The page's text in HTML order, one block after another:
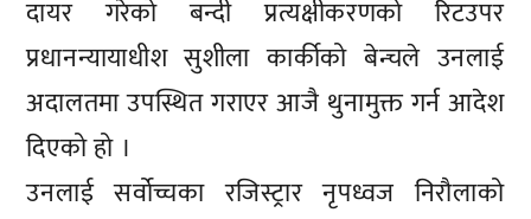
दायर गरेको बन्दी प्रत्यक्षीकरणको रिटउपर
प्रधानन्यायाधीश सुशीला कार्कीको बेन्चले उनलाई
अदालतमा उपस्थित गराएर आजै थुनामुक्त गर्न आदेश
दिएको हो ।
उनलाई सर्वोच्चका रजिस्ट्रार नृपध्वज निरौलाको